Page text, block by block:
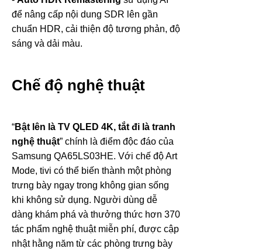
để nâng cấp nội dung SDR lên gần
chuẩn HDR, cải thiện độ tương phản, độ
sáng và dải màu.
Chế độ nghệ thuật
“Bật lên là TV QLED 4K, tắt đi là tranh
nghệ thuật” chính là điểm độc đáo của
Samsung QA65LS03HE. Với chế độ Art
Mode, tivi có thể biến thành một phòng
trưng bày ngay trong không gian sống
khi không sử dụng. Người dùng dễ
dàng khám phá và thưởng thức hơn 370
tác phẩm nghệ thuật miễn phí, được cập
nhật hằng năm từ các phòng trưng bày